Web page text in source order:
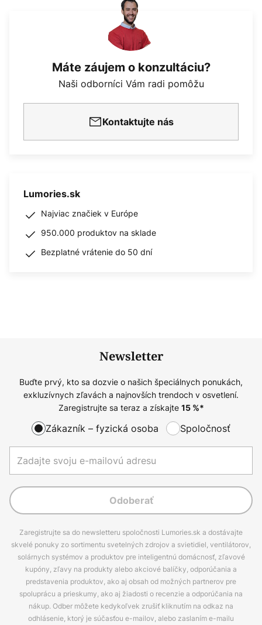
Máte záujem o konzultáciu?
Naši odborníci Vám radi pomôžu
Kontaktujte nás
Lumories.sk
Najviac značiek v Európe
950.000 produktov na sklade
Bezplatné vrátenie do 50 dní
Newsletter
Buďte prvý, kto sa dozvie o našich špeciálnych ponukách,
exkluzívnych zľavách a najnovších trendoch v osvetlení.
Zaregistrujte sa teraz a získajte 15%*
Zákazník – fyzická osoba Spoločnosť
Odoberať
Zaregistrujte sa do newsletteru spoločnosti Lumories.sk a dostávajte
skvelé ponuky zo sortimentu svetelných zdrojov a svietidiel, ventilátorov,
solárnych systémov a produktov pre inteligentnú domácnosť, zľavové
kupóny, zľavy na produkty alebo akciové balíčky, odporúčania a
predstavenia produktov, ako aj obsah od možných partnerov pre
spoluprácu a prieskumy, ako aj žiadosti o recenzie a odporúčania na
nákup. Odber môžete kedykoľvek zrušiť kliknutím na odkaz na
odhlásenie, ktorý je súčasťou e-mailov, alebo zaslaním e-mailu